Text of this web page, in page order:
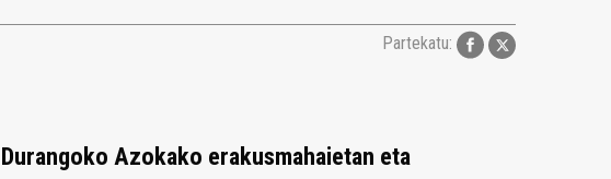
Partekatu:
Durangoko Azokako erakusmahaietan eta